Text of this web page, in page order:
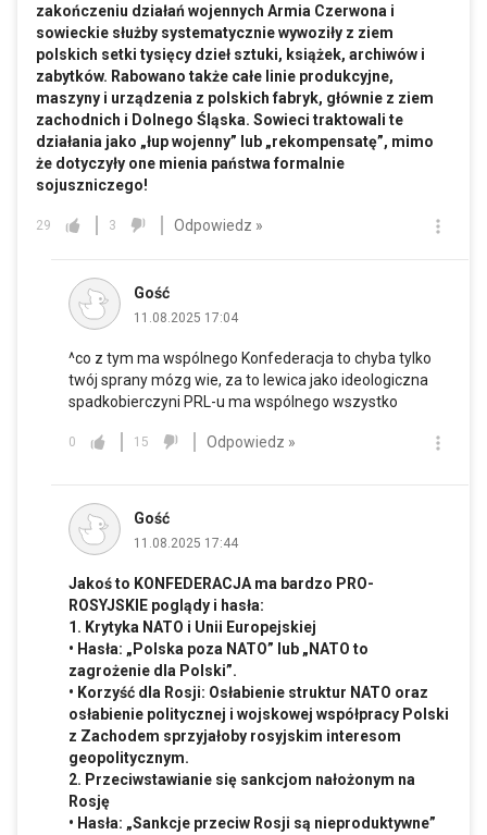
zakończeniu działań wojennych Armia Czerwona i
sowieckie służby systematycznie wywoziły z ziem
polskich setki tysięcy dzieł sztuki, książek, archiwów i
zabytków. Rabowano także całe linie produkcyjne,
maszyny i urządzenia z polskich fabryk, głównie z ziem
zachodnich i Dolnego Śląska. Sowieci traktowali te
działania jako „łup wojenny” lub „rekompensatę”, mimo
że dotyczyły one mienia państwa formalnie
sojuszniczego!
29 3 Odpowiedz »
Gość
11.08.2025 17:04
^co z tym ma wspólnego Konfederacja to chyba tylko
twój sprany mózg wie, za to lewica jako ideologiczna
spadkobierczyni PRL-u ma wspólnego wszystko
0 15 Odpowiedz »
Gość
11.08.2025 17:44
Jakoś to KONFEDERACJA ma bardzo PRO-
ROSYJSKIE poglądy i hasła:
1. Krytyka NATO i Unii Europejskiej
• Hasła: „Polska poza NATO” lub „NATO to
zagrożenie dla Polski”.
• Korzyść dla Rosji: Osłabienie struktur NATO oraz
osłabienie politycznej i wojskowej współpracy Polski
z Zachodem sprzyjałoby rosyjskim interesom
geopolitycznym.
2. Przeciwstawianie się sankcjom nałożonym na
Rosję
• Hasła: „Sankcje przeciw Rosji są nieproduktywne”